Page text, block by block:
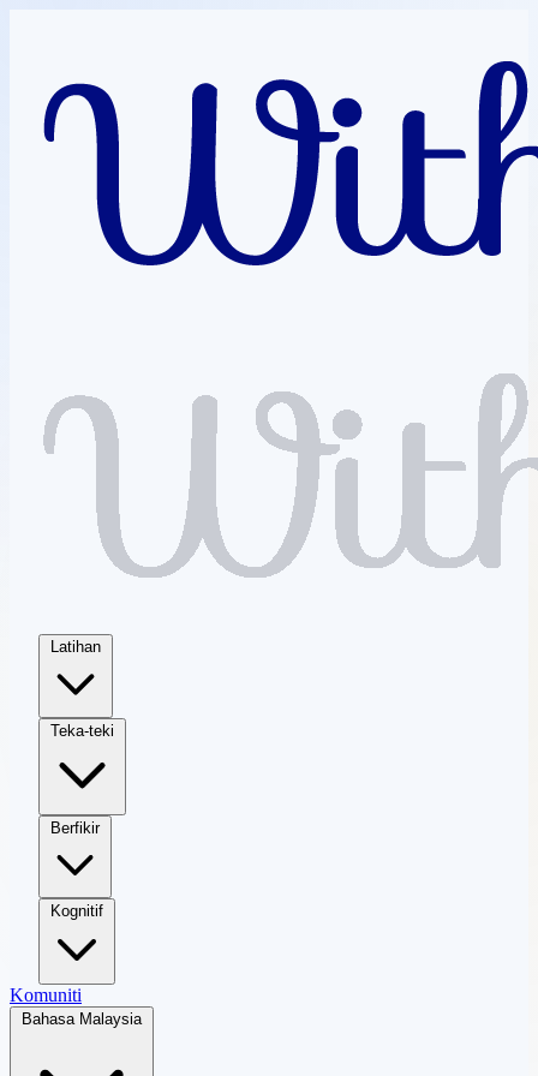
Latihan
Teka-teki
Berfikir
Kognitif
Komuniti
Bahasa Malaysia